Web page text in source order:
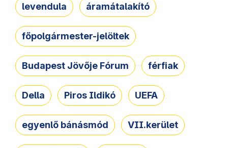
levendula áramátalakító
főpolgármester-jelöltek
Budapest Jövője Fórum férfiak
Della Piros Ildikó UEFA
egyenlő bánásmód VII.kerület